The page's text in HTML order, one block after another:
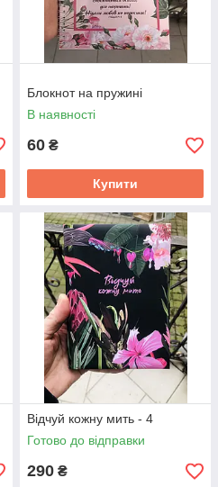
Блокнот на пружині
В наявності
60 ₴
Купити
Відчуй кожну мить - 4
Готово до відправки
290 ₴